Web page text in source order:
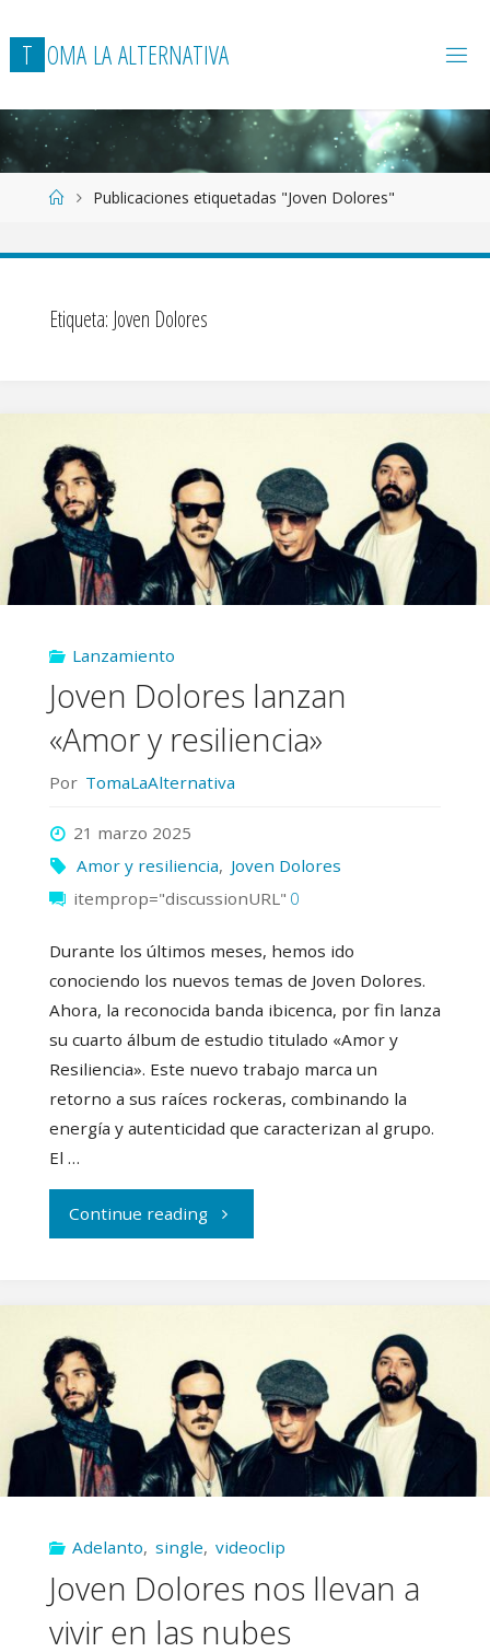
T OMA LAALTERNATIVA
Página
Inicio
Publicaciones etiquetadas "Joven Dolores"
Etiqueta: Joven Dolores
Lanzamiento
Joven Dolores lanzan
«Amor y resiliencia»
Por TomaLaAlternativa
21 marzo 2025
Amor y resiliencia, Joven Dolores
itemprop="discussionURL" 0
Durante los últimos meses, hemos ido
conociendo los nuevos temas de Joven Dolores.
Ahora, la reconocida banda ibicenca, por fin lanza
su cuarto álbum de estudio titulado «Amor y
Resiliencia». Este nuevo trabajo marca un
retorno a sus raíces rockeras, combinando la
energía y autenticidad que caracterizan al grupo.
El …
Continue reading"Joven
«Amor
y
resiliencia»"
Adelanto, single, videoclip
Joven Dolores nos llevan a
vivir en las nubes